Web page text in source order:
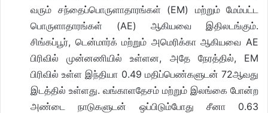
வரும் சந்தைப்பொருளாதாரங்கள் (EM) மற்றும் மேம்பட்ட
பொருளாதாரங்கள் (AE) ஆகியவை இதிலடங்கும்.
சிங்கப்பூர், டென்மார்க் மற்றும் அமெரிக்கா ஆகியவை AE
பிரிவில் முன்னணியில் உள்ளன, அதே நேரத்தில், EM
பிரிவில் உள்ள இந்தியா 0.49 மதிப்பெண்களுடன் 72ஆவது
இடத்தில் உள்ளது. வங்காளதேசம் மற்றும் இலங்கை போன்ற
அண்டை நாடுகளுடன் ஒப்பிடும்போது சீனா 0.63